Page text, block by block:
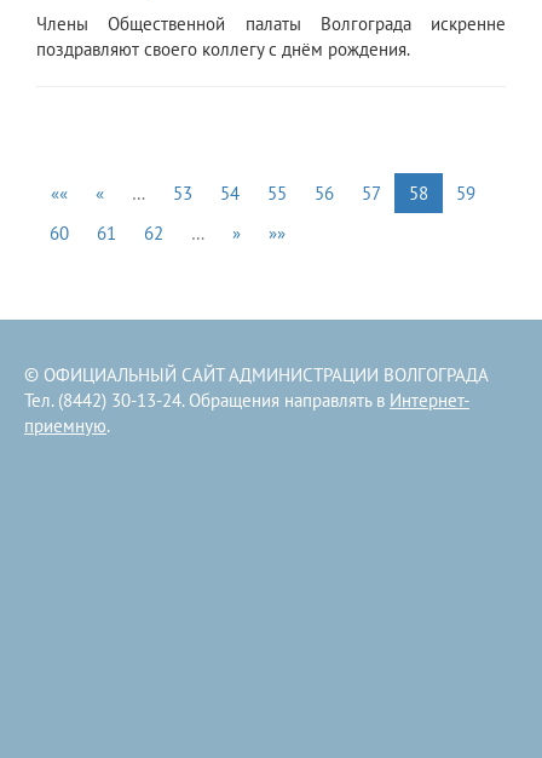
​Члены Общественной палаты Волгограда искренне
поздравляют своего коллегу с днём рождения.
«« « … 53 54 55 56 57 58
59
60
61 62 … » »»
© ОФИЦИАЛЬНЫЙ САЙТ АДМИНИСТРАЦИИ ВОЛГОГРАДА
Тел. (8442) 30-13-24. Обращения направлять в Интернет-
приемную.